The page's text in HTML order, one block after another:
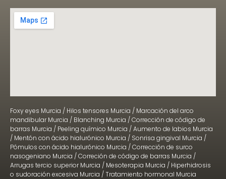
Foxy eyes Murcia / Hilos tensores Murcia / Marcación del arco
mandibular Murcia / Blanching Murcia /Corrección de código de
barras Murcia / Peeling químico Murcia /Aumento de labios Murcia
/ Mentón con ácido hialurónico Murcia / Sonrisa gingival Murcia /
Pómulos con ácido hialurónico Murcia /Corrección de surco
nasogeniano Murcia /Correción de código de barras Murcia /
Arrugas tercio superior Murcia / Mesoterapia Murcia / Hiperhidrosis
o sudoración excesiva Murcia /Tratamiento hormonal Murcia